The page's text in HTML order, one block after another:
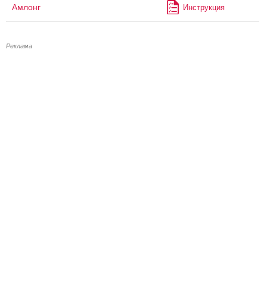
Амлонг Инструкция
Реклама